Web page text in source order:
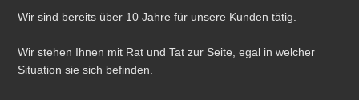
Wir sind bereits über 10 Jahre für unsere Kunden tätig.
Wir stehen Ihnen mit Rat und Tat zur Seite, egal in welcher
Situation sie sich befinden.